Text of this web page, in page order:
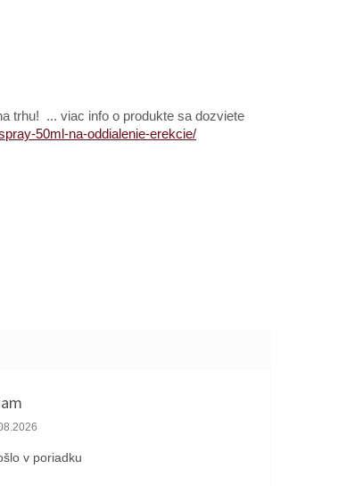
trhu! ... viac info o produkte sa dozviete
50ml-na-oddialenie-erekcie/
obchodu je 5 z 5 hviezdičiek.
v poriadku